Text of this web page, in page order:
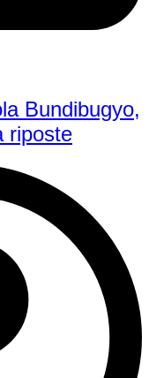
Bundibugyo,
riposte